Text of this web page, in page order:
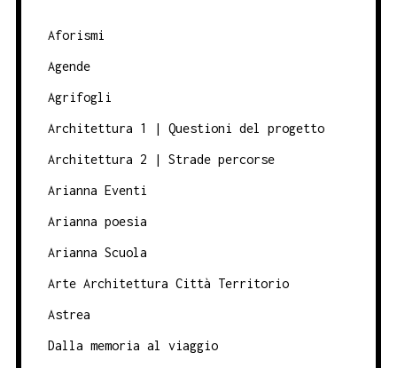
Aforismi
Agende
Agrifogli
Architettura 1 | Questioni del progetto
Architettura 2 | Strade percorse
Arianna Eventi
Arianna poesia
Arianna Scuola
Arte Architettura Città Territorio
Astrea
Dalla memoria al viaggio